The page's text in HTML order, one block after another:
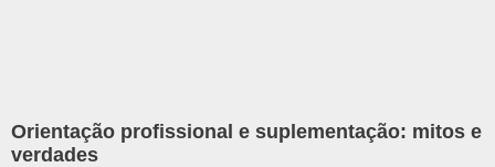
Orientação profissional e suplementação: mitos e
verdades